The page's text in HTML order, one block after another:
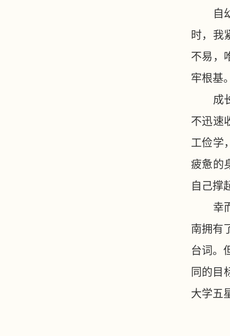
自
时，我
不易，
牢根基。
成
不迅速
工俭学
疲惫的
自己撑
幸
南拥有
台词。
同的目
大学五